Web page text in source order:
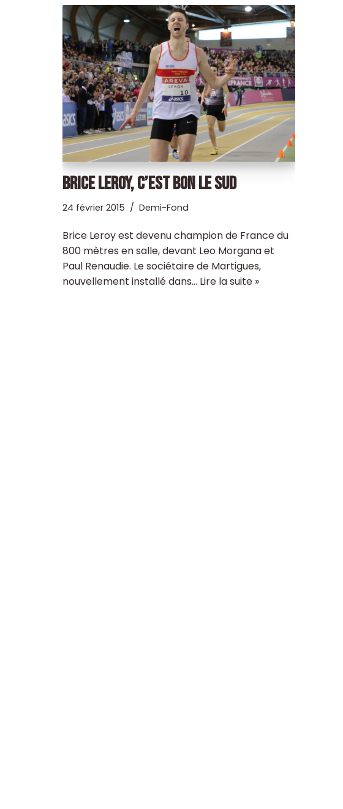
BRICE LEROY, C’EST BON LE SUD
24 février 2015 Demi-Fond
Brice Leroy est devenu champion de France du
800 mètres en salle, devant Leo Morgana et
Paul Renaudie. Le sociétaire de Martigues,
nouvellement installé dans… Lire la suite »